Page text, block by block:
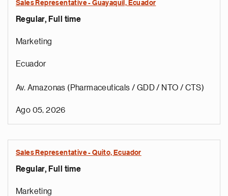
Sales Representative - Guayaquil, Ecuador
Regular, Full time
Marketing
Ecuador
Av. Amazonas (Pharmaceuticals / GDD / NTO / CTS)
Ago 05, 2026
Sales Representative - Quito, Ecuador
Regular, Full time
Marketing